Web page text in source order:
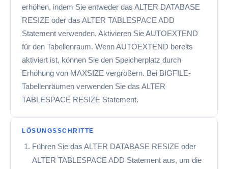
erhöhen, indem Sie entweder das ALTER DATABASE
RESIZE oder das ALTER TABLESPACE ADD
Statement verwenden. Aktivieren Sie AUTOEXTEND
für den Tabellenraum. Wenn AUTOEXTEND bereits
aktiviert ist, können Sie den Speicherplatz durch
Erhöhung von MAXSIZE vergrößern. Bei BIGFILE-
Tabellenräumen verwenden Sie das ALTER
TABLESPACE RESIZE Statement.
LÖSUNGSSCHRITTE
Führen Sie das ALTER DATABASE RESIZE oder
ALTER TABLESPACE ADD Statement aus, um die